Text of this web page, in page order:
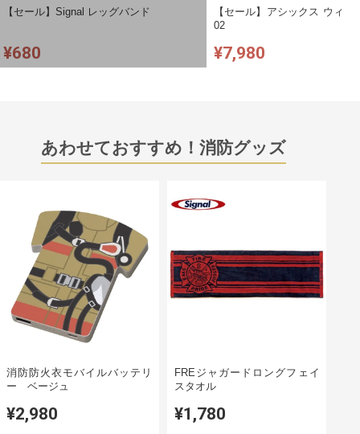
【セール】Signal レッグバンド
¥680
【セール】アシックス ウィン
02
¥7,980
あわせておすすめ！消防グッズ
消防防火衣モバイルバッテリ
ー ベージュ
¥2,980
FREジャガードロングフェイ
スタオル
¥1,780